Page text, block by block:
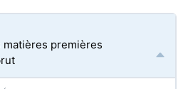
premières